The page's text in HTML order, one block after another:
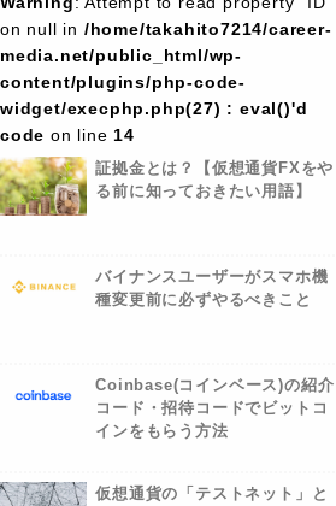
on null in /home/takahito7214/career-
media.net/public_html/wp-
content/plugins/php-code-
widget/execphp.php(27) : eval()'d
code on line 14
証拠金とは？【仮想通貨FXをや
る前に知っておきたい用語】
バイナンスユーザーがスマホ機
種変更前に必ずやるべきこと
Coinbase(コインベース)の紹介
コード・招待コードでビットコ
インをもらう方法
仮想通貨の「テストネット」と